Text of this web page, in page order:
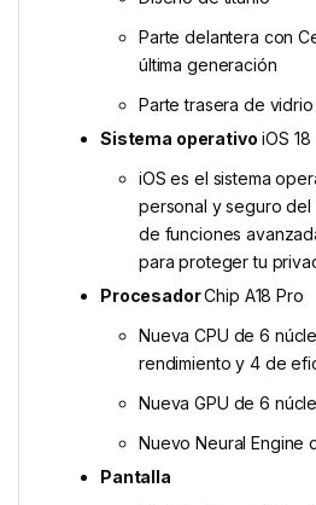
Parte delantera con
última generación
Parte trasera de
Sistema operativo iOS 18
iOS es el sistema
personal y seguro del
de funciones
para proteger tu
ProcesadorChip A18 Pro
Nueva CPU de 6
rendimiento y 4 de
Nueva GPU de 6
Nuevo Neural Engine
Pantalla